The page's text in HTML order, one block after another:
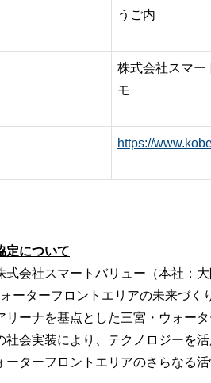
うご内
株式会社スマー
モ
https://
定について
式会社スマートバリュー（本社：
ーターフロントエリアの未来づく
リーナを基点とした三宮・ウォー
会実装により、テクノロジーを
ターフロントエリアのさらなる